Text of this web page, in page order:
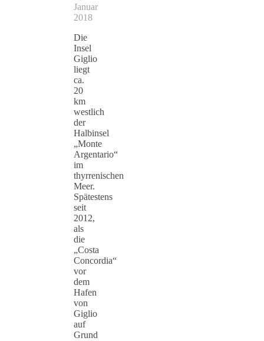
Januar
2018
Die
Insel
Giglio
liegt
ca.
20
km
westlich
der
Halbinsel
„Monte
Argentario“
im
thyrrenischen
Meer.
Spätestens
seit
2012,
als
die
„Costa
Concordia“
vor
dem
Hafen
von
Giglio
auf
Grund